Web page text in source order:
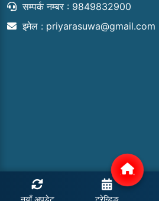
सम्पर्क नम्बर : 9849832900
इमेल : priyarasuwa@gmail.com
नयाँ अपडेट ट्रेन्डिङ